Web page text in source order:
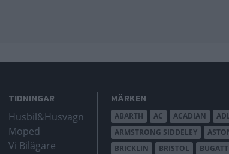
TIDNINGAR
Husbil&Husvagn
Moped
Vi Bilägare
MÄRKEN
ABARTH AC ACADIAN
ARMSTRONG SIDDELEY
BRICKLIN
BRISTOL